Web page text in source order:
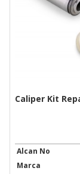
Caliper Kit
Alcan No
Marca